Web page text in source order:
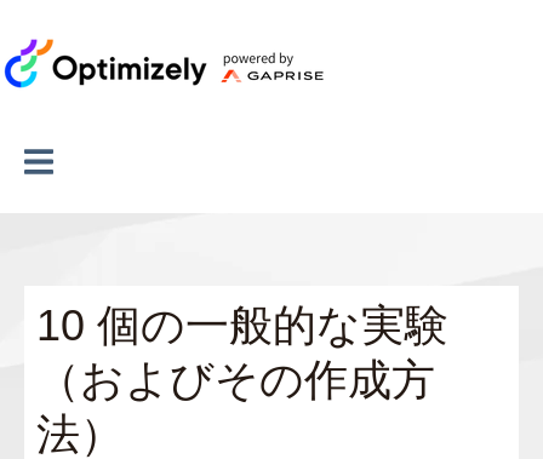
10 個の一般的な実験
（およびその作成方
法）